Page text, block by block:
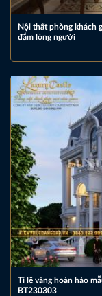
Nội thất phòng khách
đắm lòng người
Tỉ lệ vàng hoàn hảo
BT230303